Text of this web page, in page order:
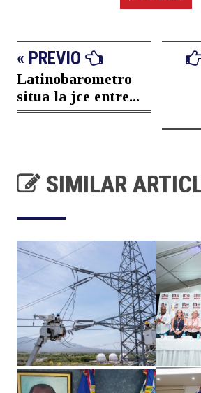
« PREVIO
Latinobarometro
situa la jce entre...
SIMILAR